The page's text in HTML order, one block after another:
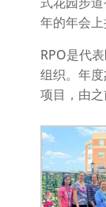
年的年会上
RPO是代
组织。年
项目，由之